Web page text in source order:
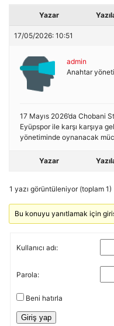
Yazar
17/05/2026: 10:51
admin
Anahtar
17 Mayıs 2026’da Chobani
Eyüpspor ile karşı karşıya
yönetiminde oynanacak
Yazar
1 yazı görüntüleniyor (toplam 1)
Bu konuyu yanıtlamak için
Kullanıcı adı:
Parola:
Beni hatırla
Giriş yap